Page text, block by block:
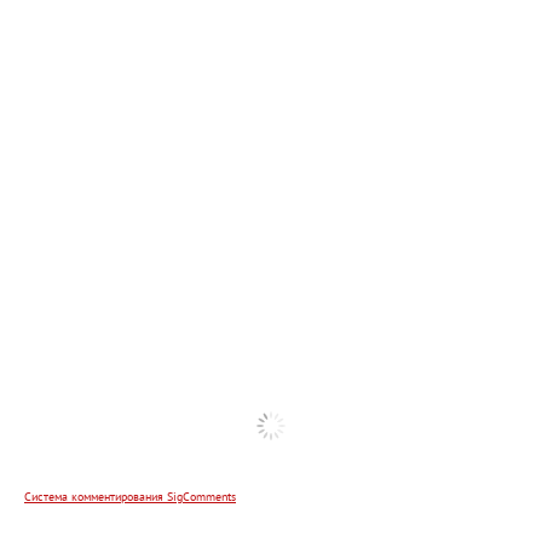
Система комментирования SigComments